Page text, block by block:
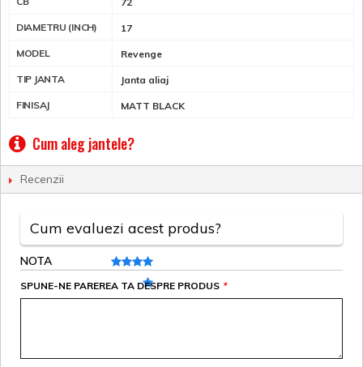
DIAMETRU (INCH) 17
MODEL Revenge
TIP JANTA Janta aliaj
FINISAJ MATT BLACK
Cum aleg jantele?
Recenzii
Cum evaluezi acest produs?
NOTA
*
SPUNE-NE PAREREA TA DESPRE PRODUS